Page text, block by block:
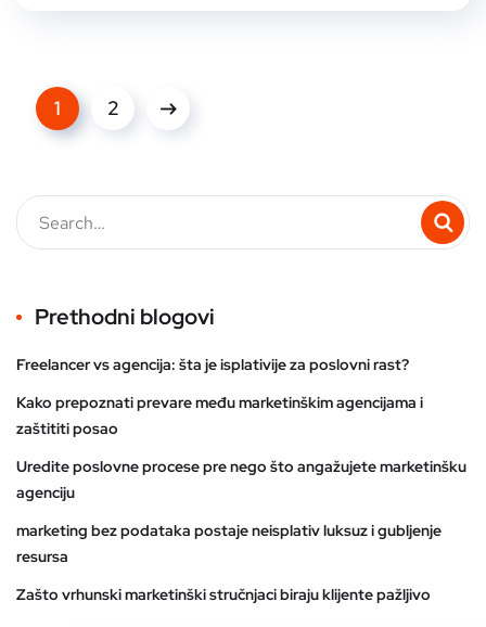
1 2
Prethodni blogovi
Freelancer vs agencija: šta je isplativije za poslovni rast?
Kako prepoznati prevare među marketinškim agencijama i
zaštititi posao
Uredite poslovne procese pre nego što angažujete marketinšku
agenciju
marketing bez podataka postaje neisplativ luksuz i gubljenje
resursa
Zašto vrhunski marketinški stručnjaci biraju klijente pažljivo